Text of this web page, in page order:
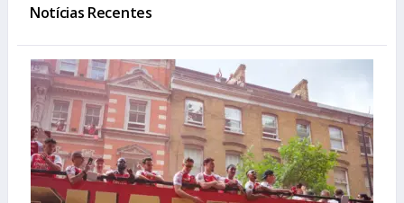
Notícias Recentes